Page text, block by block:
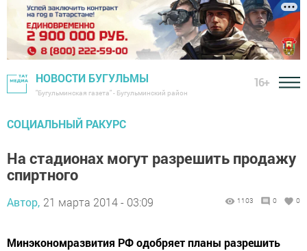
НОВОСТИ БУГУЛЬМЫ
"Бугульминская газета" - Бугульминский район
16+
СОЦИАЛЬНЫЙ РАКУРС
На стадионах могут разрешить продажу
спиртного
Автор, 21 марта 2014 - 03:09 1103 0 0
Минэкономразвития РФ одобряет планы разрешить